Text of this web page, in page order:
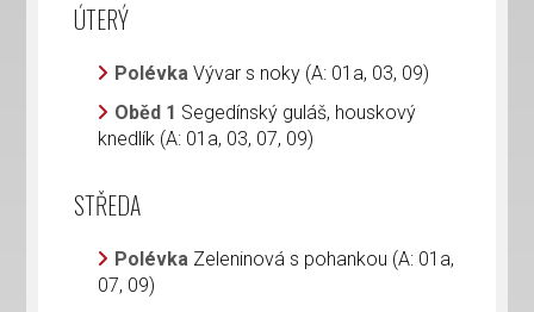
ÚTERÝ
PolévkaVývar s noky (A: 01a, 03, 09)
Oběd 1 Segedínský guláš, houskový
knedlík (A: 01a, 03, 07, 09)
STŘEDA
Polévka Zeleninová s pohankou (A: 01a,
07, 09)